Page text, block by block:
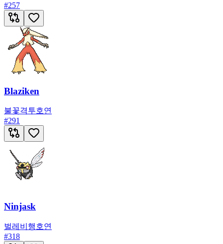
#257
Blaziken
불꽃격투호연
#291
Ninjask
벌레 비행호연
#318